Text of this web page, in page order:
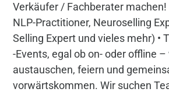
Verkäufer / Fachberater machen!
NLP-Practitioner, Neuroselling
Selling Expert und vieles mehr) •
-Events, egal ob on- oder offline
austauschen, feiern und
vorwärtskommen. Wir suchen